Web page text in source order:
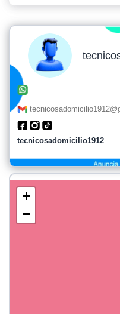
tecnicosadomicilio1912
+
−